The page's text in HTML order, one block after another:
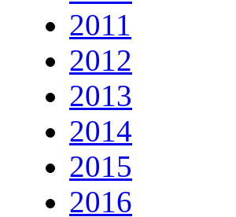
2011
2012
2013
2014
2015
2016